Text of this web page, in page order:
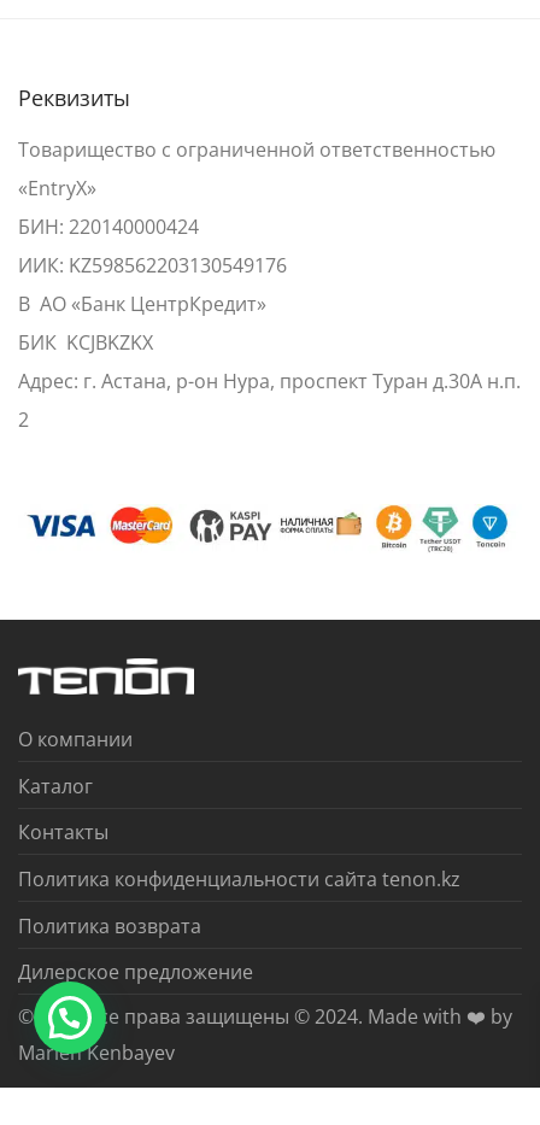
Реквизиты
Товарищество с ограниченной ответственностью
«EntryX»
БИН: 220140000424
ИИК: KZ598562203130549176
В АО «Банк ЦентрКредит»
БИК KCJBKZKX
Адрес: г. Астана, р-он Нура, проспект Туран д.30А н.п.
2
О компании
Каталог
Контакты
Политика конфиденциальности сайта tenon.kz
Политика возврата
Дилерское предложение
© 2026 Все права защищены © 2024. Made with ❤️ by
Marlen Kenbayev